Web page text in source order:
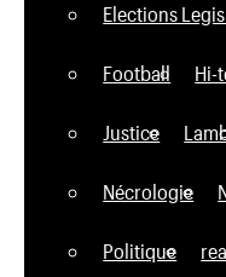
Elections
Football Hi-
Justice
Nécrologie
Politique